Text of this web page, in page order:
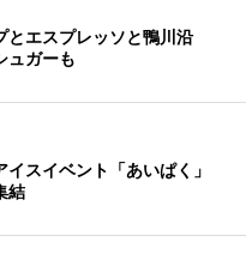
とエスプレッソと鴨川沿
ガーも
イスイベント「あいぱく」
結